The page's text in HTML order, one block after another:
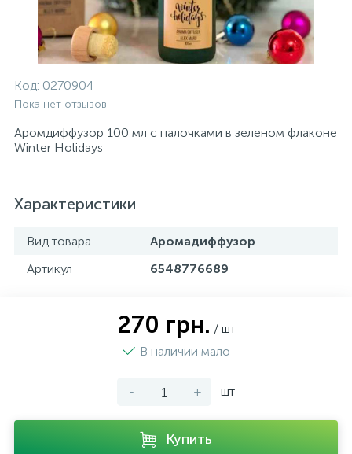
Код: 0270904
Пока нет отзывов
Аромдиффузор 100 мл с палочками в зеленом флаконе
Winter Holidays
Характеристики
Вид товара
Аромадиффузор
Артикул
6548776689
270 грн. / шт
В наличии мало
- + шт
Купить